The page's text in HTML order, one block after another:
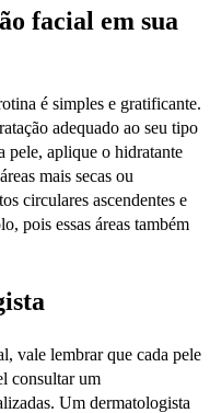
facial em sua
é simples e gratificante.
adequado ao seu tipo
pele, aplique o hidratante
mais secas ou
circulares ascendentes e
pois essas áreas também
vale lembrar que cada pele
consultar um
Um dermatologista